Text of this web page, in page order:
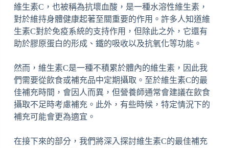
維生素C，也被稱為抗壞血酸，是一種水溶性維生素，
對於維持身體健康起著至關重要的作用。許多人知道維
生素C對於免疫系統的支持作用，但除此之外，它還有
助於膠原蛋白的形成、鐵的吸收以及抗氧化等功能。
然而，維生素C是一種不積累於體內的維生素，因此我
們需要從飲食或補充品中定期攝取。至於維生素C的最
佳補充時間，會因人而異，但營養師通常會建議在飲食
攝取不足時考慮補充。此外，有些時候，特定情況下的
補充可能會更為適宜。
在接下來的部分，我們將深入探討維生素C的最佳補充